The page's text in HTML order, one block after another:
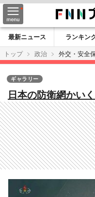
最新ニュース ランキン
トップ
政治 外交・安全
日本の防衛網かい
部が極超音速で機
ミサイル…陰で建
キの北朝鮮軍艦も
ギャラリー